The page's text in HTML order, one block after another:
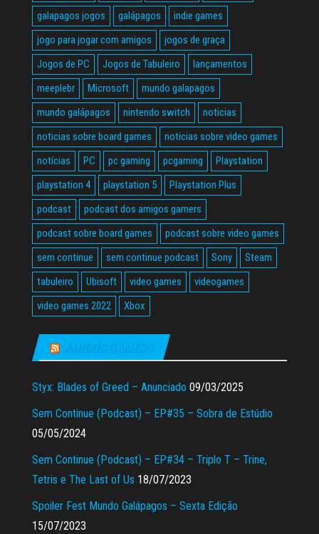
galapagos jogos
galápagos
indie games
jogo para jogar com amigos
jogos de graça
Jogos de PC
Jogos de Tabuleiro
lançamentos
meeplebr
Microsoft
mundo galapagos
mundo galápagos
nintendo switch
noticias
noticias sobre board games
noticias sobre video games
notícias
PC pc gaming pcgaming
Playstation
playstation 4
playstation 5
Playstation Plus
podcast
podcast dos amigos gamers
podcast sobre board games
podcast sobre video games
sem continue
sem continue podcast Sony
Steam
tabuleiro
Ubisoft video games
videogames
video games 2022
Xbox
AMIGOS GAMERS
Styx: Blades of Greed – Anunciado 09/03/2025
Sem Continue (Podcast) – EP#35 – Sobra de Estúdio
05/05/2024
Sem Continue (Podcast) – EP#34 – Triplo T – Trine,
Tetris e The Last of Us 18/07/2023
Spoiler Fest Mundo Galápagos – Sexta Edição
15/07/2023